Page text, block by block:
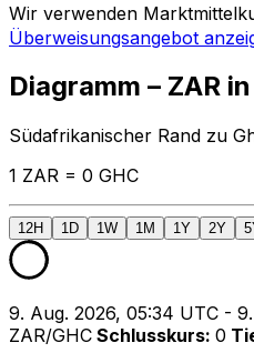
Wir verwenden
Überweisungsangebot
Diagramm – ZAR
Südafrikanischer Rand zu
1 ZAR = 0 GHC
12H 1D 1W 1M 1Y 2Y
9. Aug. 2026, 05:34 UTC -
ZAR/GHC Schlusskurs: 0